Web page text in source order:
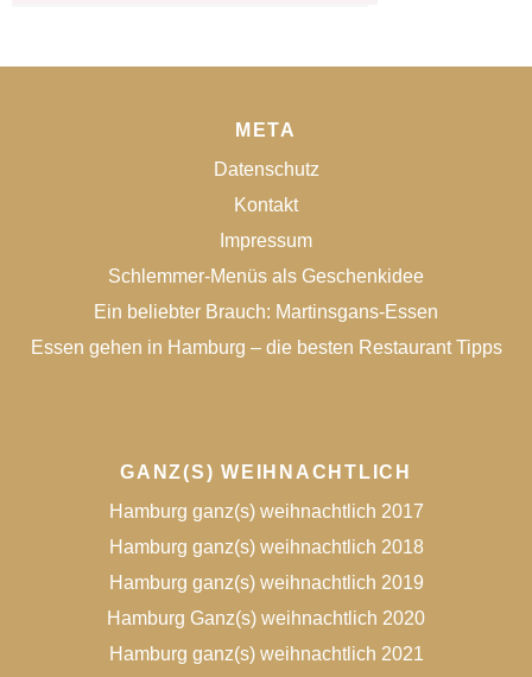
META
Datenschutz
Kontakt
Impressum
Schlemmer-Menüs als Geschenkidee
Ein beliebter Brauch: Martinsgans-Essen
Essen gehen in Hamburg – die besten Restaurant Tipps
GANZ(S) WEIHNACHTLICH
Hamburg ganz(s) weihnachtlich 2017
Hamburg ganz(s) weihnachtlich 2018
Hamburg ganz(s) weihnachtlich 2019
Hamburg Ganz(s) weihnachtlich 2020
Hamburg ganz(s) weihnachtlich 2021